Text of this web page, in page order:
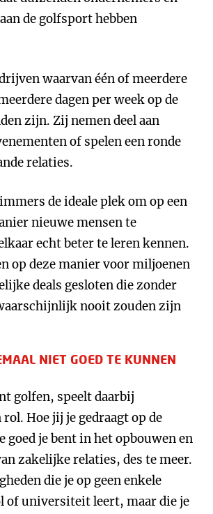
de golfsport hebben
waarvan één of meerdere
dagen per week op de
zijn. Zij nemen deel aan
of spelen een ronde
relaties.
de ideale plek om op een
nieuwe mensen te
echt beter te leren kennen.
op deze manier voor miljoenen
deals gesloten die zonder
nooit zouden zijn
NIET GOED TE KUNNEN
golfen, speelt daarbij
Hoe jij je gedraagt op de
goed je bent in het opbouwen en
zakelijke relaties, des te meer.
die je op geen enkele
of universiteit leert, maar die je